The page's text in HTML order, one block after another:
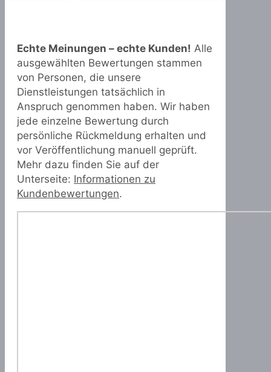
Echte Meinungen – echte Kunden! Alle
ausgewählten Bewertungen stammen
von Personen, die unsere
Dienstleistungen tatsächlich in
Anspruch genommen haben. Wir haben
jede einzelne Bewertung durch
persönliche Rückmeldung erhalten und
vor Veröffentlichung manuell geprüft.
Mehr dazu finden Sie auf der
Unterseite: Informationen zu
Kundenbewertungen.